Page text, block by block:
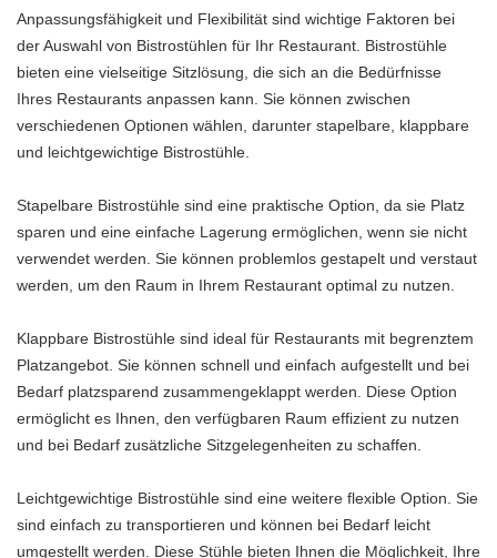
Anpassungsfähigkeit und Flexibilität sind wichtige Faktoren bei
der Auswahl von Bistrostühlen für Ihr Restaurant. Bistrostühle
bieten eine vielseitige Sitzlösung, die sich an die Bedürfnisse
Ihres Restaurants anpassen kann. Sie können zwischen
verschiedenen Optionen wählen, darunter stapelbare, klappbare
und leichtgewichtige Bistrostühle.
Stapelbare Bistrostühle sind eine praktische Option, da sie Platz
sparen und eine einfache Lagerung ermöglichen, wenn sie nicht
verwendet werden. Sie können problemlos gestapelt und verstaut
werden, um den Raum in Ihrem Restaurant optimal zu nutzen.
Klappbare Bistrostühle sind ideal für Restaurants mit begrenztem
Platzangebot. Sie können schnell und einfach aufgestellt und bei
Bedarf platzsparend zusammengeklappt werden. Diese Option
ermöglicht es Ihnen, den verfügbaren Raum effizient zu nutzen
und bei Bedarf zusätzliche Sitzgelegenheiten zu schaffen.
Leichtgewichtige Bistrostühle sind eine weitere flexible Option. Sie
sind einfach zu transportieren und können bei Bedarf leicht
umgestellt werden. Diese Stühle bieten Ihnen die Möglichkeit, Ihre